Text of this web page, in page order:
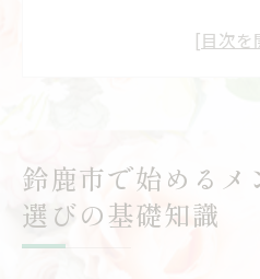
鈴鹿市内の人気脱
脱毛サロン選びで
メンズ脱毛の魅力鈴鹿
鈴鹿市で始めるメ
選びの基礎知識